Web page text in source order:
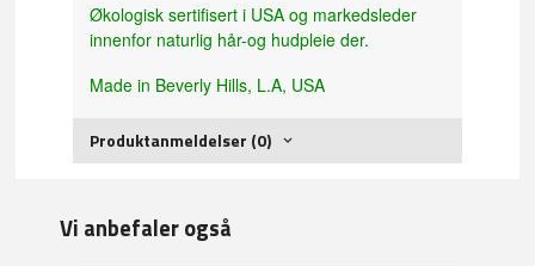
Økologisk sertifisert i USA og markedsleder
innenfor naturlig hår-og hudpleie der.
Made in Beverly Hills, L.A, USA
Produktanmeldelser (0)
Vi anbefaler også